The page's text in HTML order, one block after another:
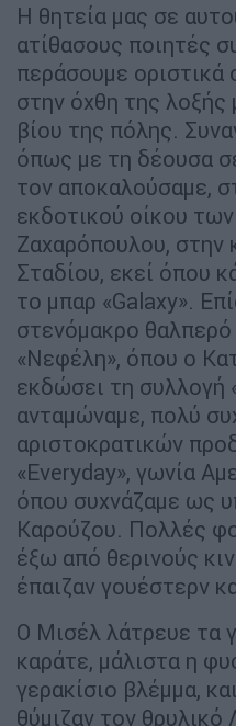
Η θητεία µας σε
ατίθασους ποιητές
περάσουµε οριστικά
στην όχθη της λοξής
βίου της πόλης.
όπως µε τη δέουσα
τον αποκαλούσαµε,
εκδοτικού οίκου
Ζαχαρόπουλου, στην
Σταδίου, εκεί όπου
το µπαρ «Galaxy».
στενόµακρο
«Νεφέλη», όπου ο
εκδώσει τη συλλογή
ανταµώναµε, πολύ
αριστοκρατικών
«Everyday», γωνία
όπου συχνάζαµε ως
Καρούζου. Πολλές
έξω από θερινούς
έπαιζαν γουέστερν
Ο Μισέλ λάτρευε τα
καράτε, µάλιστα η
γερακίσιο βλέµµα,
θύµιζαν τον θρυλικό